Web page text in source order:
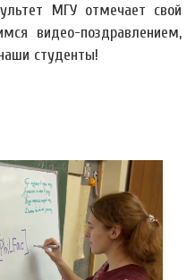
МГУ отмечает свой
видео-поздравлением,
студенты!